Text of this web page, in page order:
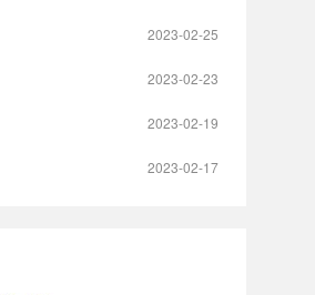
2023-02-25
2023-02-23
2023-02-19
2023-02-17